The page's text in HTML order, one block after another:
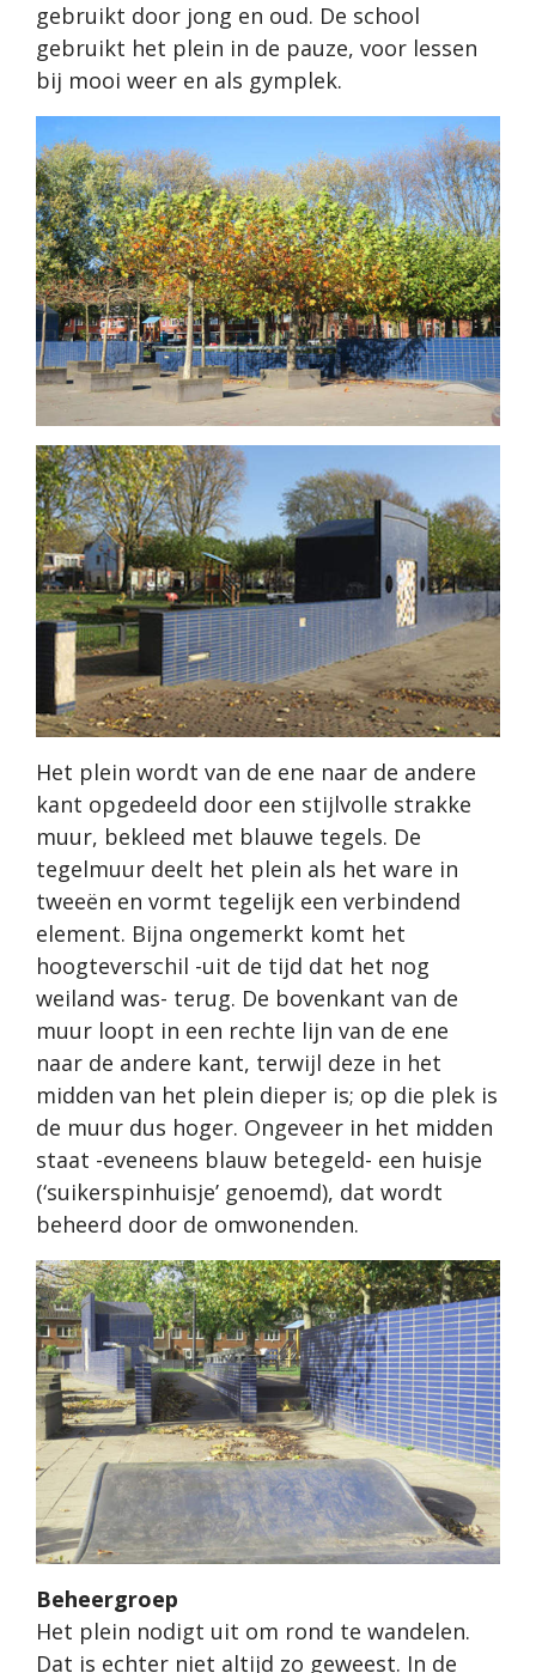
gebruikt door jong en oud. De school
gebruikt het plein in de pauze, voor lessen
bij mooi weer en als gymplek.
Het plein wordt van de ene naar de andere
kant opgedeeld door een stijlvolle strakke
muur, bekleed met blauwe tegels. De
tegelmuur deelt het plein als het ware in
tweeën en vormt tegelijk een verbindend
element. Bijna ongemerkt komt het
hoogteverschil -uit de tijd dat het nog
weiland was- terug. De bovenkant van de
muur loopt in een rechte lijn van de ene
naar de andere kant, terwijl deze in het
midden van het plein dieper is; op die plek is
de muur dus hoger. Ongeveer in het midden
staat -eveneens blauw betegeld- een huisje
(‘suikerspinhuisje’ genoemd), dat wordt
beheerd door de omwonenden.
Beheergroep
Het plein nodigt uit om rond te wandelen.
Dat is echter niet altijd zo geweest. In de